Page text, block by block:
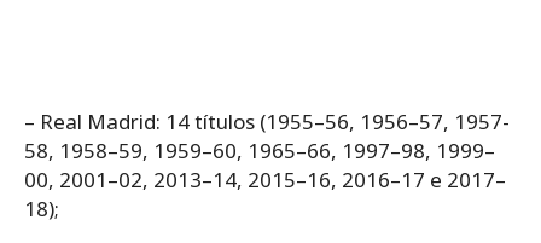
– Real Madrid: 14 títulos (1955–56, 1956–57, 1957-
58, 1958–59, 1959–60, 1965–66, 1997–98, 1999–
00, 2001–02, 2013–14, 2015–16, 2016–17 e 2017–
18);